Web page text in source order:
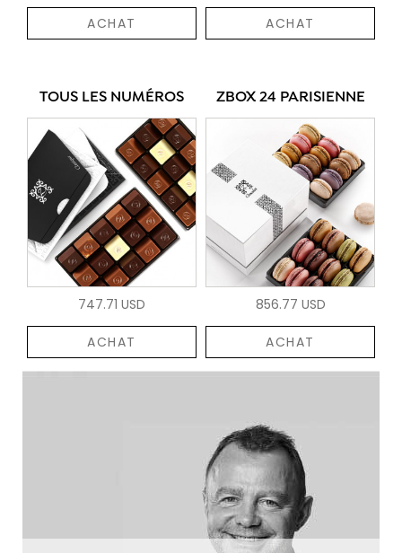
ACHAT ACHAT
TOUS LES NUMÉROS
747.71 USD
ACHAT
ZBOX 24 PARISIENNE
856.77 USD
ACHAT